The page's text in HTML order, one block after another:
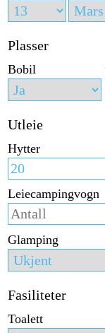
Plasser
Bobil
Utleie
Hytter
Leiecampingvogn
Glamping
Fasiliteter
Toalett